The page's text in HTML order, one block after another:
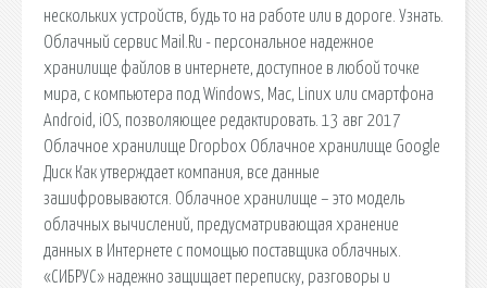
нескольких устройств, будь то на работе или в дороге. Узнать.
Облачный сервис Mail.Ru - персональное надежное
хранилище файлов в интернете, доступное в любой точке
мира, с компьютера под Windows, Mac, Linux или смартфона
Android, iOS, позволяющее редактировать. 13 авг 2017
Облачное хранилище Dropbox Облачное хранилище Google
Диск Как утверждает компания, все данные
зашифровываются. Облачное хранилище – это модель
облачных вычислений, предусматривающая хранение
данных в Интернете с помощью поставщика облачных.
«СИБРУС» надежно защищает переписку, разговоры и